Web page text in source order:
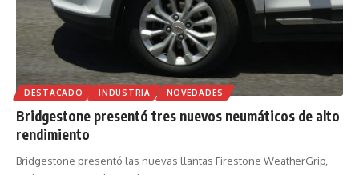
DESTACADO INDUSTRIA NOVEDADES
Bridgestone presentó tres nuevos neumáticos de alto
rendimiento
Bridgestone presentó las nuevas llantas Firestone WeatherGrip,